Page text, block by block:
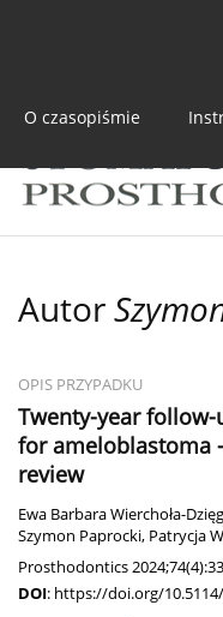
O czasopiśmie
Autor
OPIS PRZYPADKU
Twenty-year
for ameloblastoma
review
Ewa Barbara Wierchoła-
Szymon Paprocki, Patrycja
Prosthodontics
DOI: https://doi.org/